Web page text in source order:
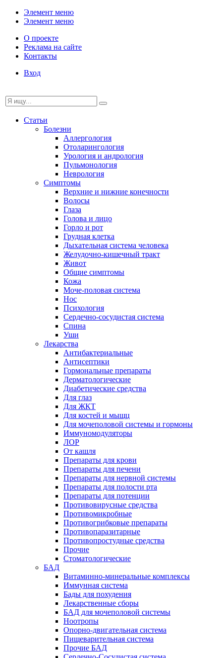
Элемент меню
Элемент меню
О проекте
Реклама на сайте
Контакты
Вход
Статьи
Болезни
Аллергология
Отоларингология
Урология и андрология
Пульмонология
Неврология
Симптомы
Верхние и нижние конечности
Волосы
Глаза
Голова и лицо
Горло и рот
Грудная клетка
Дыхательная система человека
Желудочно-кишечный тракт
Живот
Общие симптомы
Кожа
Моче-половая система
Нос
Психология
Сердечно-сосудистая система
Спина
Уши
Лекарства
Антибактериальные
Антисептики
Гормональные препараты
Дерматологические
Диабетические средства
Для глаз
Для ЖКТ
Для костей и мыщц
Для мочеполовой системы и гормоны
Иммуномодуляторы
ЛОР
От кашля
Препараты для крови
Препараты для печени
Препараты для нервной системы
Препараты для полости рта
Препараты для потенции
Противовирусные средства
Противомикробные
Противогрибковые препараты
Противопаразитарные
Противопростудные средства
Прочие
Стоматологические
БАД
Витаминно-минеральные комплексы
Иммунная система
Бады для похудения
Лекарственные сборы
БАД для мочеполовой системы
Ноотропы
Опорно-двигательная система
Пищеварительная система
Прочие БАД